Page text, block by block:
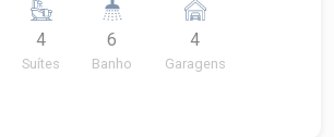
de jantar - Copa - Cozinha -
- Quintal - 2 lavanderias
com banheiro de apoio
4
Suítes
6
Banho
4
Garagens